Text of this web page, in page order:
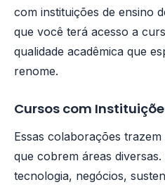
com instituições de ensino
que você terá acesso a
qualidade acadêmica que
renome.
Cursos com
Essas colaborações
que cobrem áreas
tecnologia, negócios,